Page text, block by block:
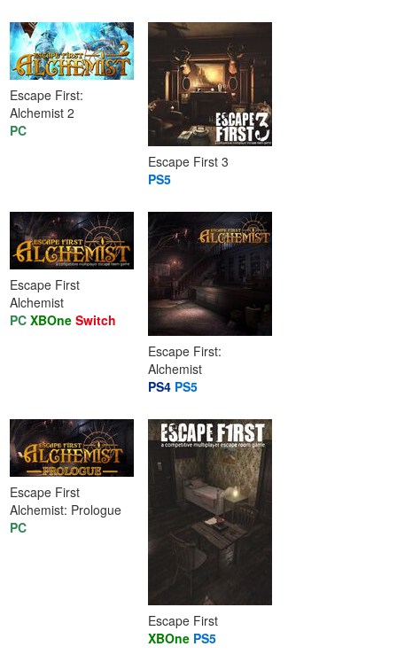
Escape First:
Alchemist 2
PC
Escape First 3
PS5
Escape First
Alchemist
PC XBOne Switch
Escape First:
Alchemist
PS4 PS5
Escape First
Alchemist: Prologue
PC
Escape First
XBOne PS5